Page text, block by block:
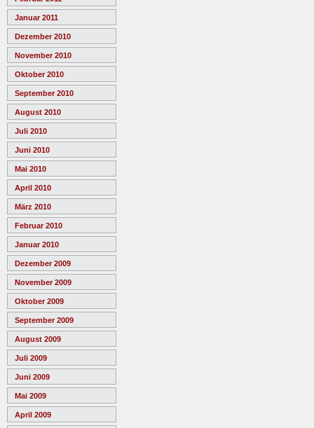
Januar 2011
Dezember 2010
November 2010
Oktober 2010
September 2010
August 2010
Juli 2010
Juni 2010
Mai 2010
April 2010
März 2010
Februar 2010
Januar 2010
Dezember 2009
November 2009
Oktober 2009
September 2009
August 2009
Juli 2009
Juni 2009
Mai 2009
April 2009